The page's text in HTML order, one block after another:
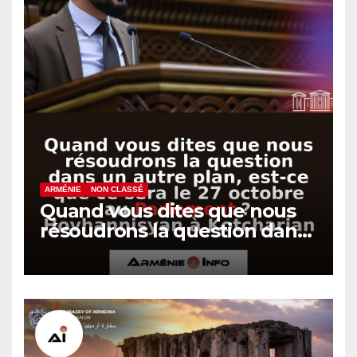
ARMÉNIE NON CLASSÉ
Quand vous dites que nous
résoudrons la question dans
un autre plan, est-ce que ce
sera le 27 octobre au
Kotcharian